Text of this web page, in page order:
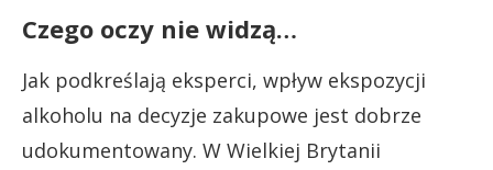
Czego oczy nie widzą…
Jak podkreślają eksperci, wpływ ekspozycji
alkoholu na decyzje zakupowe jest dobrze
udokumentowany. W Wielkiej Brytanii